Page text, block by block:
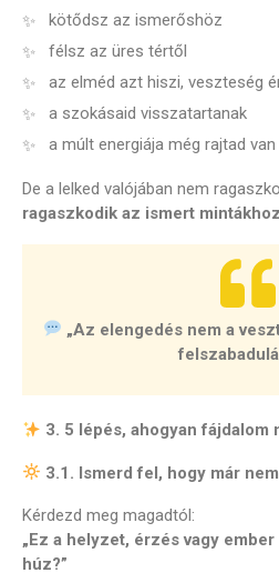
kötődsz az ismerőshöz
félsz az üres tértől
az elméd azt hiszi, veszteség
a szokásaid visszatartanak
a múlt energiája még rajtad van
De a lelked valójában nem
ragaszkodik az ismert mintákhoz
„Az elengedés nem a
3. 5 lépés, ahogyan
3.1. Ismerd fel, hogy már
Kérdezd meg magadtól:
„Ez a helyzet, érzés vagy
húz?”